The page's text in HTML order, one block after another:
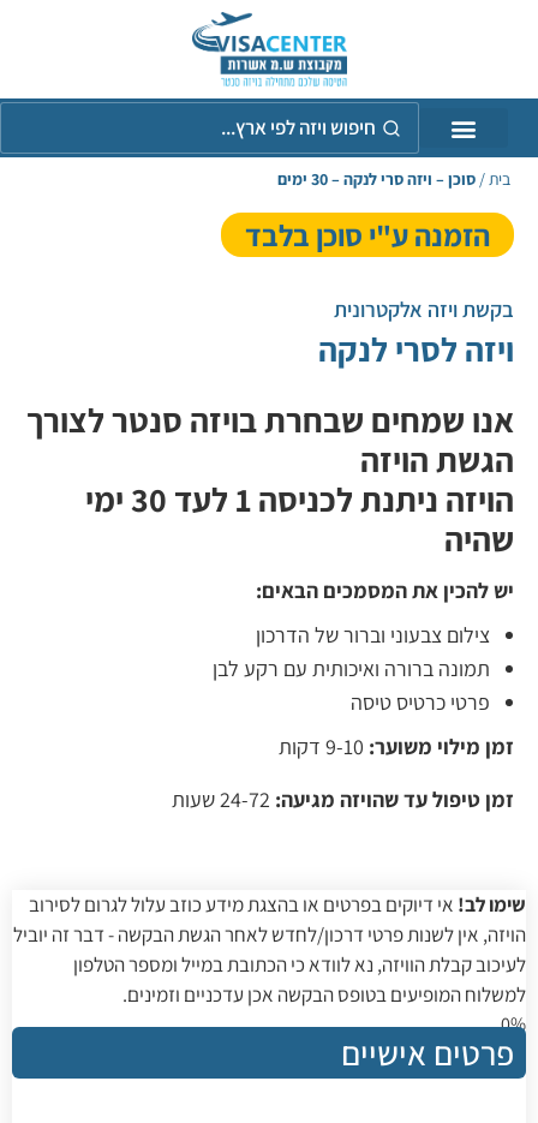
חיפוש
ויזה
לפי
בית/ סוכן – ויזה סרי לנקה – 30 ימים
הזמנה ע"י סוכן בלבד
בקשת ויזה אלקטרונית
ויזה לסרי לנקה
אנו שמחים שבחרת בויזה סנטר לצורך
הגשת הויזה
הויזה ניתנת לכניסה 1 לעד 30 ימי
שהיה
יש להכין את המסמכים הבאים:
צילום צבעוני וברור של הדרכון
תמונה ברורה ואיכותית עם רקע לבן
פרטי כרטיס טיסה
זמן מילוי משוער: 9-10 דקות
זמן טיפול עד שהויזה מגיעה: 24-72 שעות
שימו לב! אי דיוקים בפרטים או בהצגת מידע כוזב עלול לגרום לסירוב
הויזה, אין לשנות פרטי דרכון/לחדש לאחר הגשת הבקשה - דבר זה יוביל
לעיכוב קבלת הוויזה, נא לוודא כי הכתובת במייל ומספר הטלפון
למשלוח המופיעים בטופס הבקשה אכן עדכניים וזמינים.
0%
פרטים אישיים